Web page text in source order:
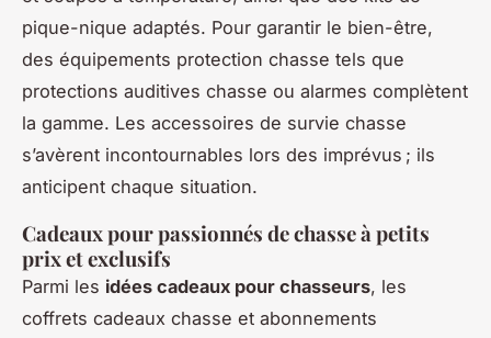
pique-nique adaptés. Pour garantir le bien-être,
des équipements protection chasse tels que
protections auditives chasse ou alarmes complètent
la gamme. Les accessoires de survie chasse
s’avèrent incontournables lors des imprévus ; ils
anticipent chaque situation.
Cadeaux pour passionnés de chasse à petits
prix et exclusifs
Parmi les idées cadeaux pour chasseurs, les
coffrets cadeaux chasse et abonnements